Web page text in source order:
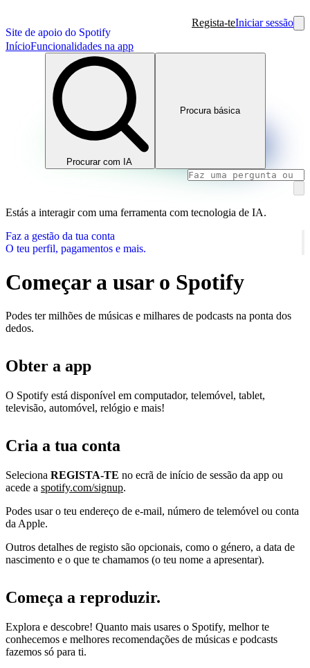
Site de apoio do Spotify
Regista-teIniciar sessão
InícioFuncionalidades na app
Procurar com IA
Procura básica
Estás a interagir com uma ferramenta com tecnologia de IA.
Faz a gestão da tua conta
O teu perfil, pagamentos e mais.
Começar a usar o Spotify
Podes ter milhões de músicas e milhares de podcasts na ponta dos
dedos.
Obter a app
O Spotify está disponível em computador, telemóvel, tablet,
televisão, automóvel, relógio e mais!
Cria a tua conta
Seleciona REGISTA-TE no ecrã de início de sessão da app ou
acede a spotify.com/signup.
Podes usar o teu endereço de e-mail, número de telemóvel ou conta
da Apple.
Outros detalhes de registo são opcionais, como o género, a data de
nascimento e o que te chamamos (o teu nome a apresentar).
Começa a reproduzir.
Explora e descobre! Quanto mais usares o Spotify, melhor te
conhecemos e melhores recomendações de músicas e podcasts
fazemos só para ti.